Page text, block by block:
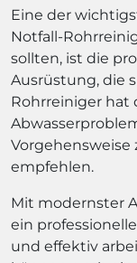
Eine der
Notfall-
sollten, ist die
Ausrüstung, die
Rohrreiniger hat
empfehlen.
Mit modernster
ein
und effektiv